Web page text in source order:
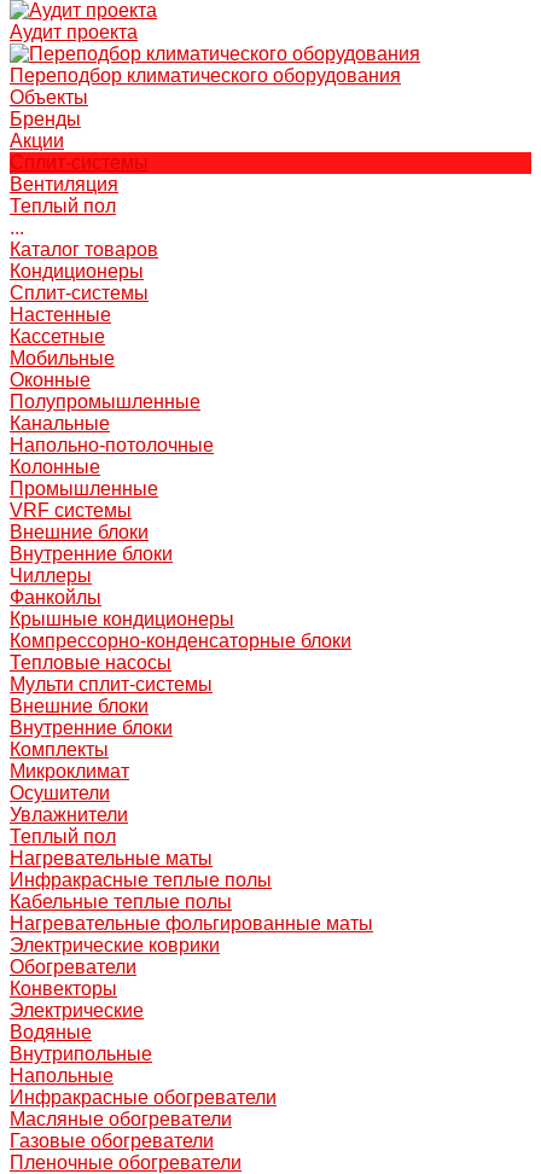
Аудит проекта
Переподбор климатического оборудования
Объекты
Бренды
Акции
Сплит-системы
Вентиляция
Теплый пол
...
Каталог товаров
Кондиционеры
Сплит-системы
Настенные
Кассетные
Мобильные
Оконные
Полупромышленные
Канальные
Напольно-потолочные
Колонные
Промышленные
VRF системы
Внешние блоки
Внутренние блоки
Чиллеры
Фанкойлы
Крышные кондиционеры
Компрессорно-конденсаторные блоки
Тепловые насосы
Мульти сплит-системы
Внешние блоки
Внутренние блоки
Комплекты
Микроклимат
Осушители
Увлажнители
Теплый пол
Нагревательные маты
Инфракрасные теплые полы
Кабельные теплые полы
Нагревательные фольгированные маты
Электрические коврики
Обогреватели
Конвекторы
Электрические
Водяные
Внутрипольные
Напольные
Инфракрасные обогреватели
Масляные обогреватели
Газовые обогреватели
Пленочные обогреватели